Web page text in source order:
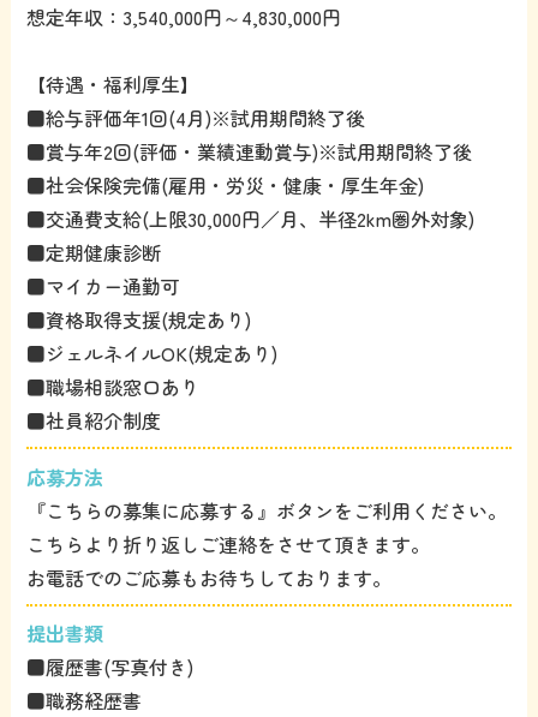
想定年収：3,540,000円～4,830,000円
【待遇・福利厚生】
■給与評価年1回(4月)※試用期間終了後
■賞与年2回(評価・業績連動賞与)※試用期間終了後
■社会保険完備(雇用・労災・健康・厚生年金)
■交通費支給(上限30,000円／月、半径2km圏外対象)
■定期健康診断
■マイカー通勤可
■資格取得支援(規定あり)
■ジェルネイルOK(規定あり)
■職場相談窓口あり
■社員紹介制度
応募方法
『こちらの募集に応募する』ボタンをご利用ください。
こちらより折り返しご連絡をさせて頂きます。
お電話でのご応募もお待ちしております。
提出書類
■履歴書(写真付き)
■職務経歴書